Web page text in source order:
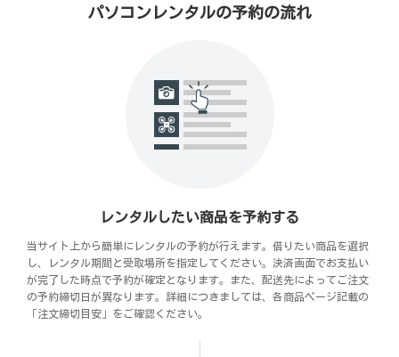
パソコンレンタルの予約の流れ
レンタルしたい商品を予約する
当サイト上から簡単にレンタルの予約が行えます。借りたい商品を選択
し、レンタル期間と受取場所を指定してください。決済画面でお支払い
が完了した時点で予約が確定となります。また、配送先によってご注文
の予約締切日が異なります。詳細につきましては、各商品ページ記載の
「注文締切目安」をご確認ください。